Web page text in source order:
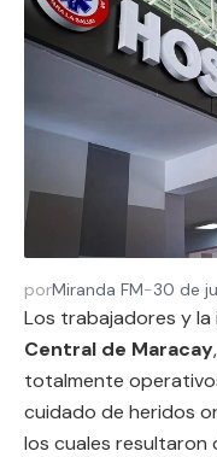
porMiranda FM-30 de
Los trabajadores y
Central de Maracay
totalmente
cuidado de heridos
los cuales resultaron